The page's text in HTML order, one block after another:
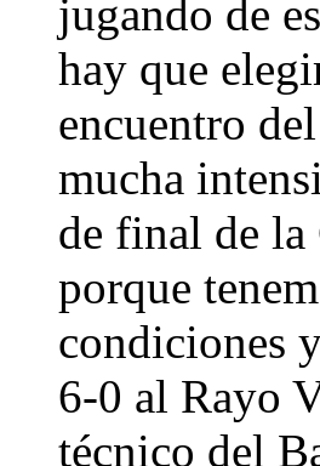
jugando de
hay que
encuentro
mucha
de final de la
porque
condiciones
6-0 al Rayo
técnico del